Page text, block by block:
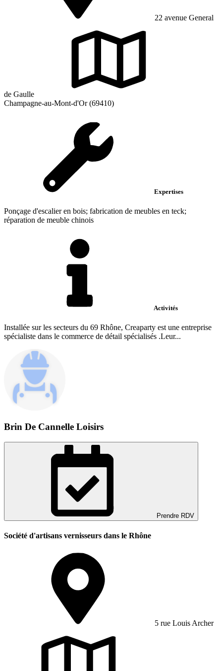
22 avenue General
de Gaulle
Champagne-au-Mont-d'Or (69410)
Expertises
Ponçage d'escalier en bois; fabrication de meubles en teck;
réparation de meuble chinois
Activités
Installée sur les secteurs du 69 Rhône, Creaparty est une entreprise
spécialiste dans le commerce de détail spécialisés .Leur...
Brin De Cannelle Loisirs
Prendre RDV
Société d'artisans vernisseurs dans le Rhône
5 rue Louis Archer